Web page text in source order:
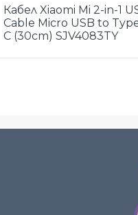
Кабел Xiaomi Mi 2-in-1
Cable Micro USB to
C (30cm) SJV4083TY